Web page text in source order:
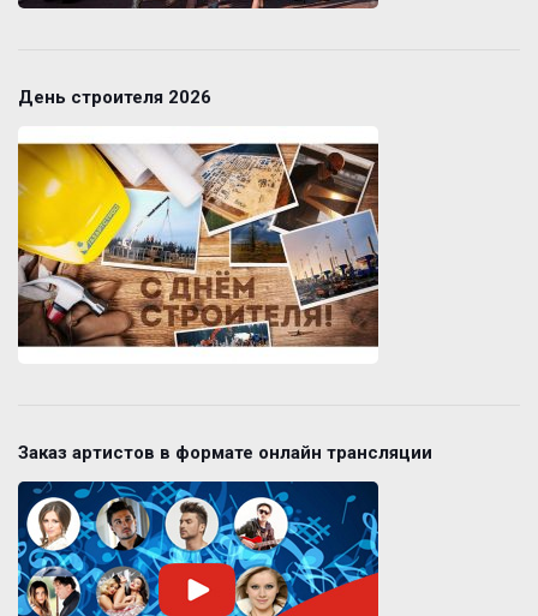
День строителя 2026
Заказ артистов в формате онлайн трансляции